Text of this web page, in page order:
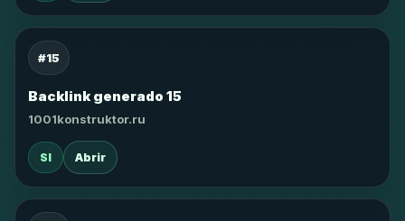
#15
Backlink generado 15
1001konstruktor.ru
SI Abrir